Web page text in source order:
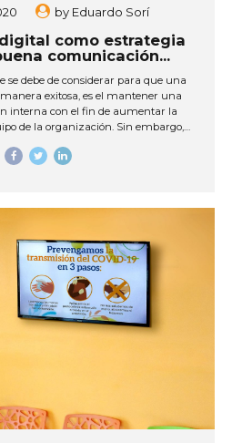
by Eduardo Sorí
como estrategia
comunicación
se debe de considerar para que una
exitosa, es el mantener una
interna con el fin de aumentar la
de la organización. Sin embargo,
las organizaciones. Ya que sabemos
obsoletos ya que en la actualidad todo